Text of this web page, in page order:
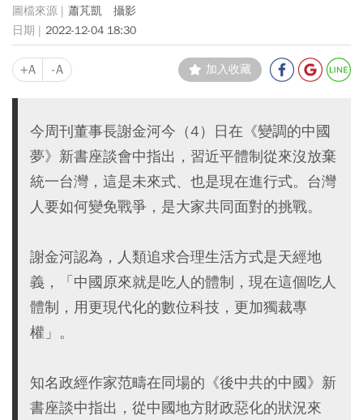
蕭芃凱 攝影
2022-12-04 18:30
+A -A 加入收藏
今周刊董事長謝金河今（4）日在《變調的中國
夢》新書座談會中指出，習近平體制從來沒放棄
統一台灣，這是未來式、也是現在進行式。台灣
人要如何變免戰爭，是大家共同面對的挑戰。
謝金河認為，人類追求合理生活方式是天經地
義，「中國原來就是吃人的體制，現在這個吃人
體制，用更現代化的數位科技，更加獨裁專
權」。
知名政經作家范疇在同場的《後中共的中國》新
書座談中指出，從中國地方財政惡化的狀況來